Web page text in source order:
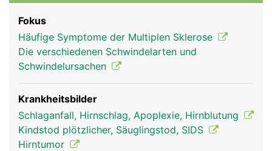
Rubriken
Husten, Niesen und Schlucken.
Fokus
Häufige Symptome der Multiplen Sklerose
Die verschiedenen Schwindelarten und
Schwindelursachen
Krankheitsbilder
Schlaganfall, Hirnschlag, Apoplexie, Hirnblutung
Kindstod plötzlicher, Säuglingstod, SIDS
Hirntumor